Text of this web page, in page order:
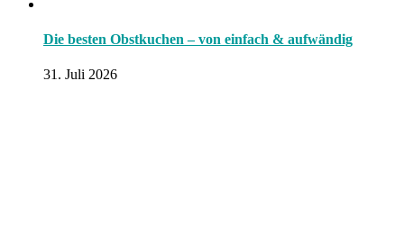
Die besten Obstkuchen – von einfach & aufwändig
31. Juli 2026